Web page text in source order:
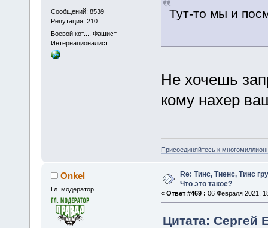
Сообщений: 8539
Репутация: 210
Боевой кот.... Фашист-
Интернационалист
Тут-то мы и
Не хочешь
кому нахер
Присоединяйтесь к
Onkel
Гл. модератор
Re: Тинс, Тиенс, Тинс
Что это такое?
« Ответ #469 : 06 Февраля 2021,
Цитата: Сергей